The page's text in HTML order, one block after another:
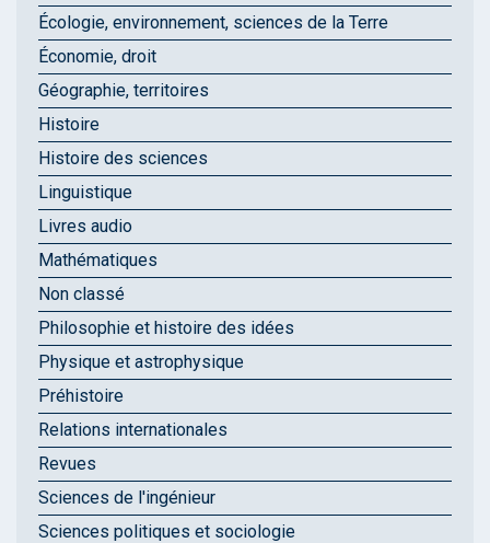
Écologie, environnement, sciences de la Terre
Économie, droit
Géographie, territoires
Histoire
Histoire des sciences
Linguistique
Livres audio
Mathématiques
Non classé
Philosophie et histoire des idées
Physique et astrophysique
Préhistoire
Relations internationales
Revues
Sciences de l'ingénieur
Sciences politiques et sociologie